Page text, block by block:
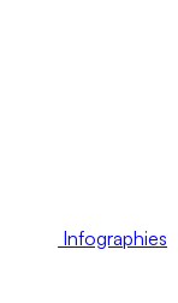
Infographies